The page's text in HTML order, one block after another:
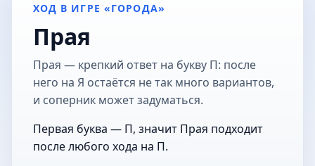
ХОД В ИГРЕ «ГОРОДА»
Прая
Прая — крепкий ответ на букву П: после
него на Я остаётся не так много вариантов,
и соперник может задуматься.
Первая буква — П, значит Прая подходит
после любого хода на П.